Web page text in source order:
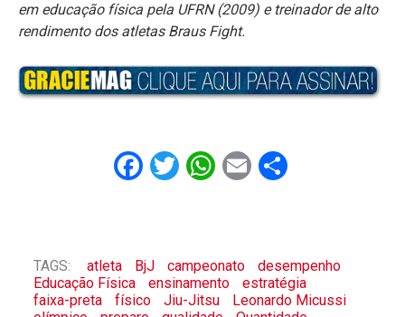
em educação física pela UFRN (2009) e treinador de alto
rendimento dos atletas Braus Fight.
Facebook
Twitter
WhatsApp
EmailShare
TAGS: atleta BjJ campeonato
desempenho
Educação Física
ensinamento
estratégia
faixa-preta
físico Jiu-Jitsu
Leonardo Micussi